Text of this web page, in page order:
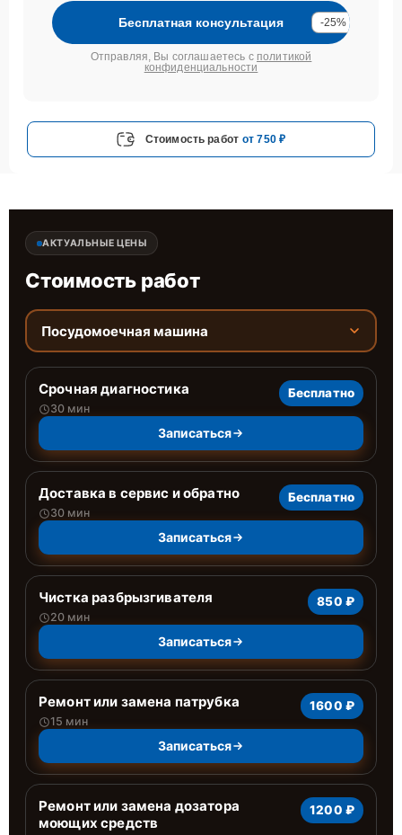
Бесплатная консультация -25%
Отправляя, Вы соглашаетесь с политикой
конфиденциальности
Стоимость работ от 750 ₽
АКТУАЛЬНЫЕ ЦЕНЫ
Стоимость работ
Посудомоечная машина
Срочная диагностика
30 мин
Бесплатно
Записаться
Доставка в сервис и обратно
30 мин
Бесплатно
Записаться
Чистка разбрызгивателя
20 мин
850 ₽
Записаться
Ремонт или замена патрубка
15 мин
1600 ₽
Записаться
Ремонт или замена дозатора
моющих средств
1200 ₽